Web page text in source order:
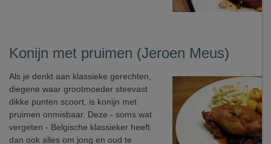
Konijn met pruimen (Jeroen Meus)
Als je denkt aan klassieke gerechten,
diegene waar grootmoeder steevast
dikke punten scoort, is konijn met
pruimen onmisbaar. Deze - soms wat
vergeten - Belgische klassieker heeft
dan ook alles om jong en oud te